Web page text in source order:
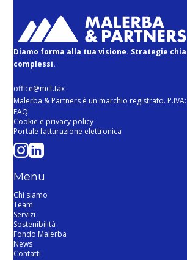
Diamo forma alla tua visione. Strategie
complessi.
office@mct.tax
Malerba & Partners è un marchio registrato.
FAQ
Cookie e privacy policy
Portale fatturazione elettronica
Menu
Chi siamo
Team
Servizi
Sostenibilità
Fondo Malerba
News
Contatti